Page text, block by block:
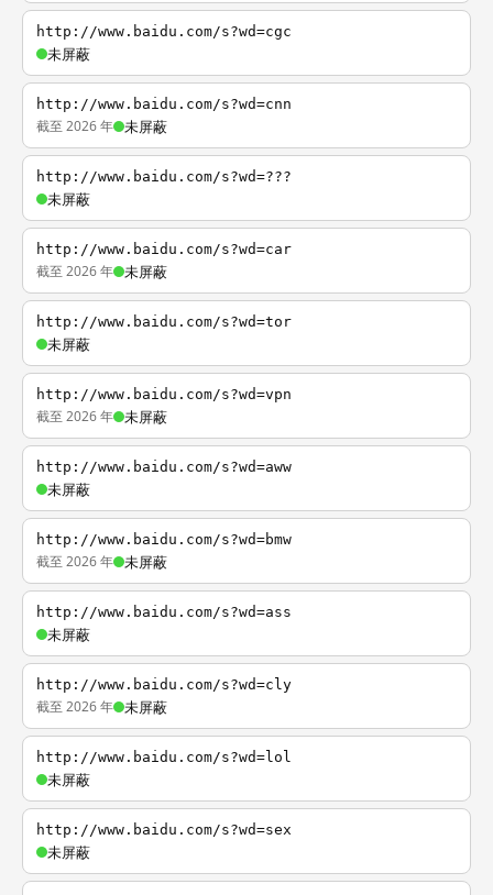
http://www.baidu.com/s?wd=cgc
未屏蔽
http://www.baidu.com/s?wd=cnn
截至 2026 年 未屏蔽
http://www.baidu.com/s?wd=???
未屏蔽
http://www.baidu.com/s?wd=car
截至 2026 年 未屏蔽
http://www.baidu.com/s?wd=tor
未屏蔽
http://www.baidu.com/s?wd=vpn
截至 2026 年 未屏蔽
http://www.baidu.com/s?wd=aww
未屏蔽
http://www.baidu.com/s?wd=bmw
截至 2026 年 未屏蔽
http://www.baidu.com/s?wd=ass
未屏蔽
http://www.baidu.com/s?wd=cly
截至 2026 年 未屏蔽
http://www.baidu.com/s?wd=lol
未屏蔽
http://www.baidu.com/s?wd=sex
未屏蔽